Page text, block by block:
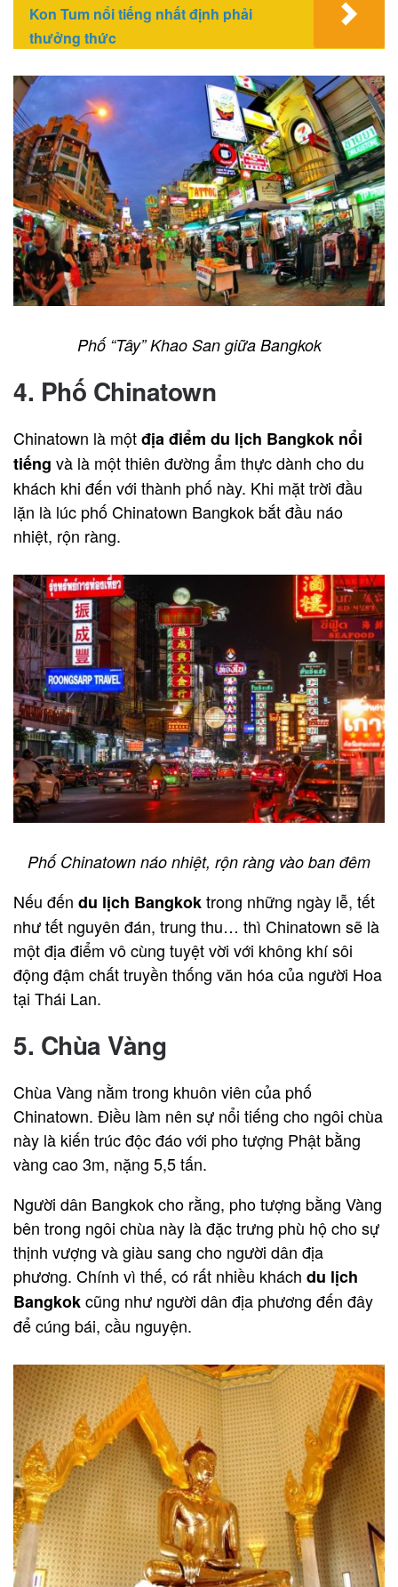
Kon Tum nổi tiếng nhất định phải
thưởng thức
Phố “Tây” Khao San giữa Bangkok
4. Phố Chinatown
Chinatown là mộtđịa điểm du lịch Bangkok nổi
tiếng và là một thiên đường ẩm thực dành cho du
khách khi đến với thành phố này. Khi mặt trời đầu
lặn là lúc phố Chinatown Bangkok bắt đầu náo
nhiệt, rộn ràng.
Phố Chinatown náo nhiệt, rộn ràng vào ban đêm
Nếu đến du lịch Bangkoktrong những ngày lễ, tết
như tết nguyên đán, trung thu… thì Chinatown sẽ là
một địa điểm vô cùng tuyệt vời với không khí sôi
động đậm chất truyền thống văn hóa của người Hoa
tại Thái Lan.
5. Chùa Vàng
Chùa Vàng nằm trong khuôn viên của phố
Chinatown. Điều làm nên sự nổi tiếng cho ngôi chùa
này là kiến trúc độc đáo với pho tượng Phật bằng
vàng cao 3m, nặng 5,5 tấn.
Người dân Bangkok cho rằng, pho tượng bằng Vàng
bên trong ngôi chùa này là đặc trưng phù hộ cho sự
thịnh vượng và giàu sang cho người dân địa
phương. Chính vì thế, có rất nhiều khách du lịch
Bangkokcũng như người dân địa phương đến đây
để cúng bái, cầu nguyện.